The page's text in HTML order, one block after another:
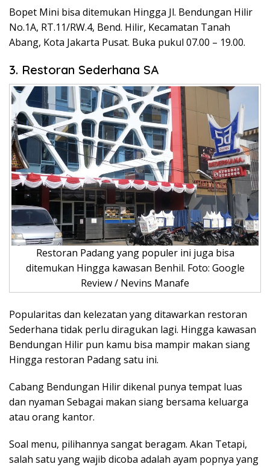
Bopet Mini bisa ditemukan Hingga Jl. Bendungan Hilir
No.1A, RT.11/RW.4, Bend. Hilir, Kecamatan Tanah
Abang, Kota Jakarta Pusat. Buka pukul 07.00 – 19.00.
3. Restoran Sederhana SA
Restoran Padang yang populer ini juga bisa
ditemukan Hingga kawasan Benhil. Foto: Google
Review / Nevins Manafe
Popularitas dan kelezatan yang ditawarkan restoran
Sederhana tidak perlu diragukan lagi. Hingga kawasan
Bendungan Hilir pun kamu bisa mampir makan siang
Hingga restoran Padang satu ini.
Cabang Bendungan Hilir dikenal punya tempat luas
dan nyaman Sebagai makan siang bersama keluarga
atau orang kantor.
Soal menu, pilihannya sangat beragam. Akan Tetapi,
salah satu yang wajib dicoba adalah ayam popnya yang